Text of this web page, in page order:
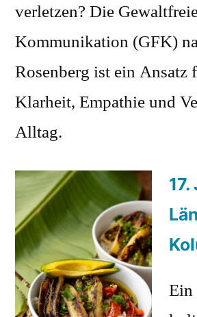
verletzen? Die
Kommunikation (GFK)
Rosenberg ist ein Ansatz
Klarheit, Empathie und
Alltag.
17.
Ein